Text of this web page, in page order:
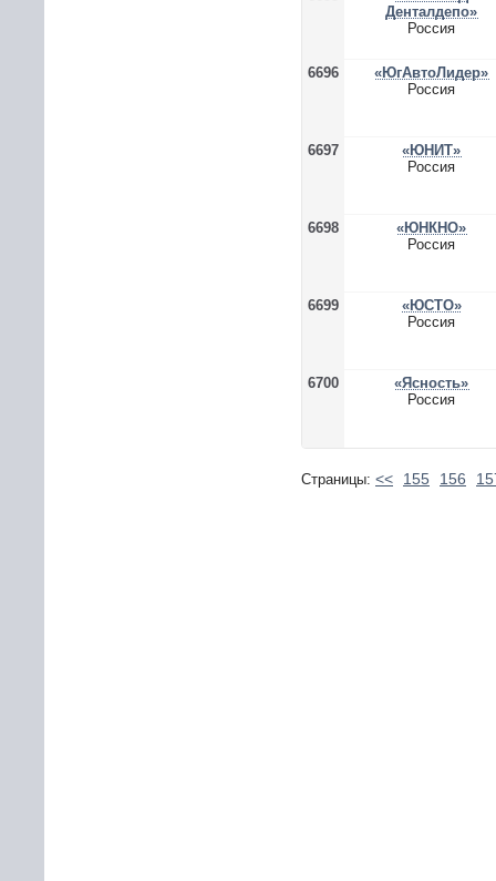
Денталдепо»
Россия
6696
«ЮгАвтоЛидер»
Россия
6697
«ЮНИТ»
Россия
6698
«ЮНКНО»
Россия
6699
«ЮСТО»
Россия
6700
«Ясность»
Россия
Страницы: << 155 156